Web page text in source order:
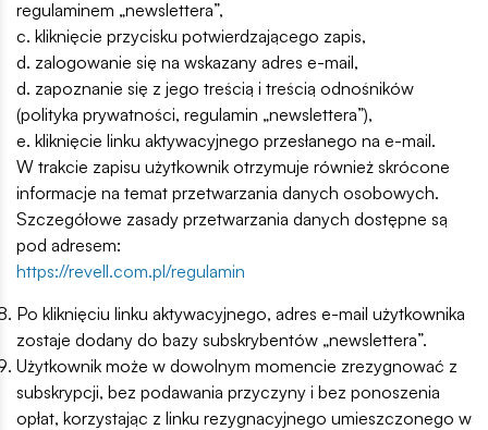
regulaminem „newslettera”,
c. kliknięcie przycisku potwierdzającego zapis,
d. zalogowanie się na wskazany adres e-mail,
d. zapoznanie się z jego treścią i treścią odnośników
(polityka prywatności, regulamin „newslettera”),
e. kliknięcie linku aktywacyjnego przesłanego na e-mail.
W trakcie zapisu użytkownik otrzymuje również skrócone
informacje na temat przetwarzania danych osobowych.
Szczegółowe zasady przetwarzania danych dostępne są
pod adresem:
https://revell.com.pl/regulamin
Po kliknięciu linku aktywacyjnego, adres e-mail użytkownika
zostaje dodany do bazy subskrybentów „newslettera”.
Użytkownik może w dowolnym momencie zrezygnować z
subskrypcji, bez podawania przyczyny i bez ponoszenia
opłat, korzystając z linku rezygnacyjnego umieszczonego w